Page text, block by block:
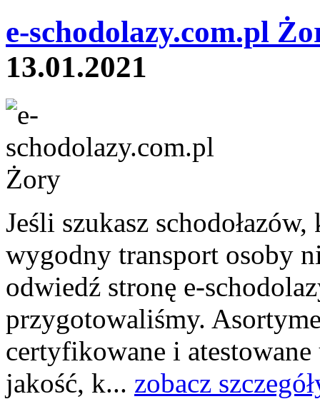
e-schodolazy.com.pl
13.01.2021
Jeśli szukasz
wygodny transport osoby
odwiedź stronę e-
przygotowaliśmy.
certyfikowane i
jakość, k... zobacz